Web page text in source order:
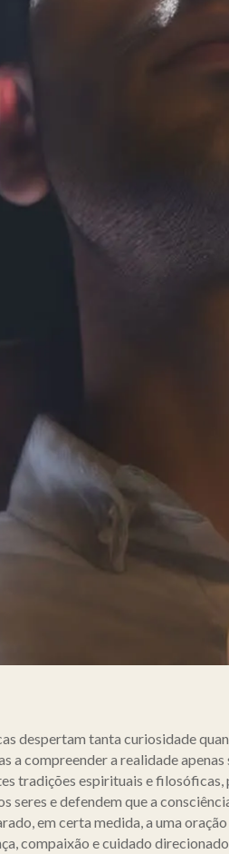
despertam tanta curiosidade
a compreender a realidade
tradições espirituais e
seres e defendem que a
em certa medida, a uma
compaixão e cuidado